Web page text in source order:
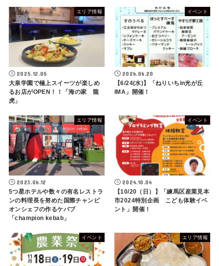
エリア情報
2025.12.05
大泉学園で極上スイーツが楽しめ
るお店がOPEN！！「海の家 龍
虎」
イベント
2026.06.20
【6/24(水)】「ねりいちin光が丘
IMA」開催！
エリア情報
2023.06.12
5つ星ホテルや数々の有名レストラ
ンの料理長を努めた国際チャンピ
オンシェフの作るケバブ
「champion kebab」
イベント
2024.10.04
【10/20（日）】「練馬区産業見本
市2024特別企画 こども体験イベ
ント」開催！
イベント エリア情報